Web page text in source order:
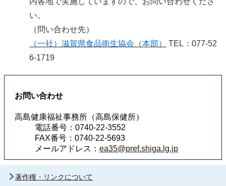
い。
（問い合わせ先）
（一社）滋賀県食品衛生協会（本部）
TEL：077-52
6-1719
お問い合わせ
高島健康福祉事務所（高島保健所）
電話番号：0740-22-3552
FAX番号：0740-22-5693
メールアドレス： ea35@pref.shiga.lg.jp
著作権・リンクについて